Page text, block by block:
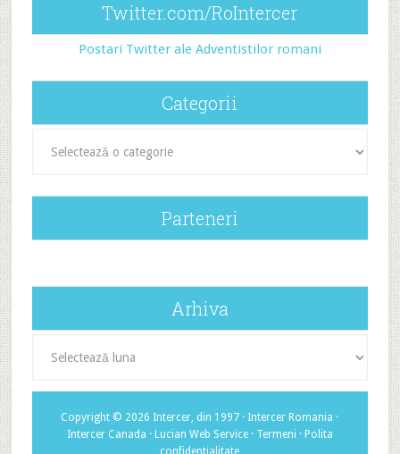
Twitter.com/RoIntercer
Postari Twitter ale Adventistilor romani
Categorii
Parteneri
Arhiva
Copyright © 2026 Intercer, din 1997 · Intercer Romania ·
Intercer Canada · Lucian Web Service· Termeni · Polita
confidentialitate